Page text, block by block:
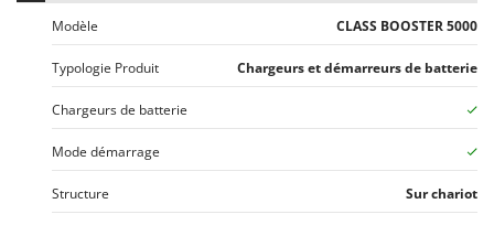
Tondeuses autoportées
Tondeuses débroussailleuses thermiques
Trancheuses
Trancheuses de sol
Treuils de débardage
Tronçonneuses
Landxcape
LAR Casalinghi
Lavor
Linea VZ
Lisam
Lotusgrill
Modèle CLASS BOOSTER 5000
Typologie Produit Chargeurs et démarreurs de batterie
Chargeurs de batterie
Mode démarrage
Structure Sur chariot